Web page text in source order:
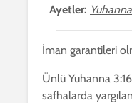
Ayetler:
İman garantileri
Ünlü Yuhanna
safhalarda